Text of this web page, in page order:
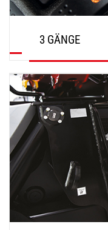
3 GÄNGE
ENTDECKEN